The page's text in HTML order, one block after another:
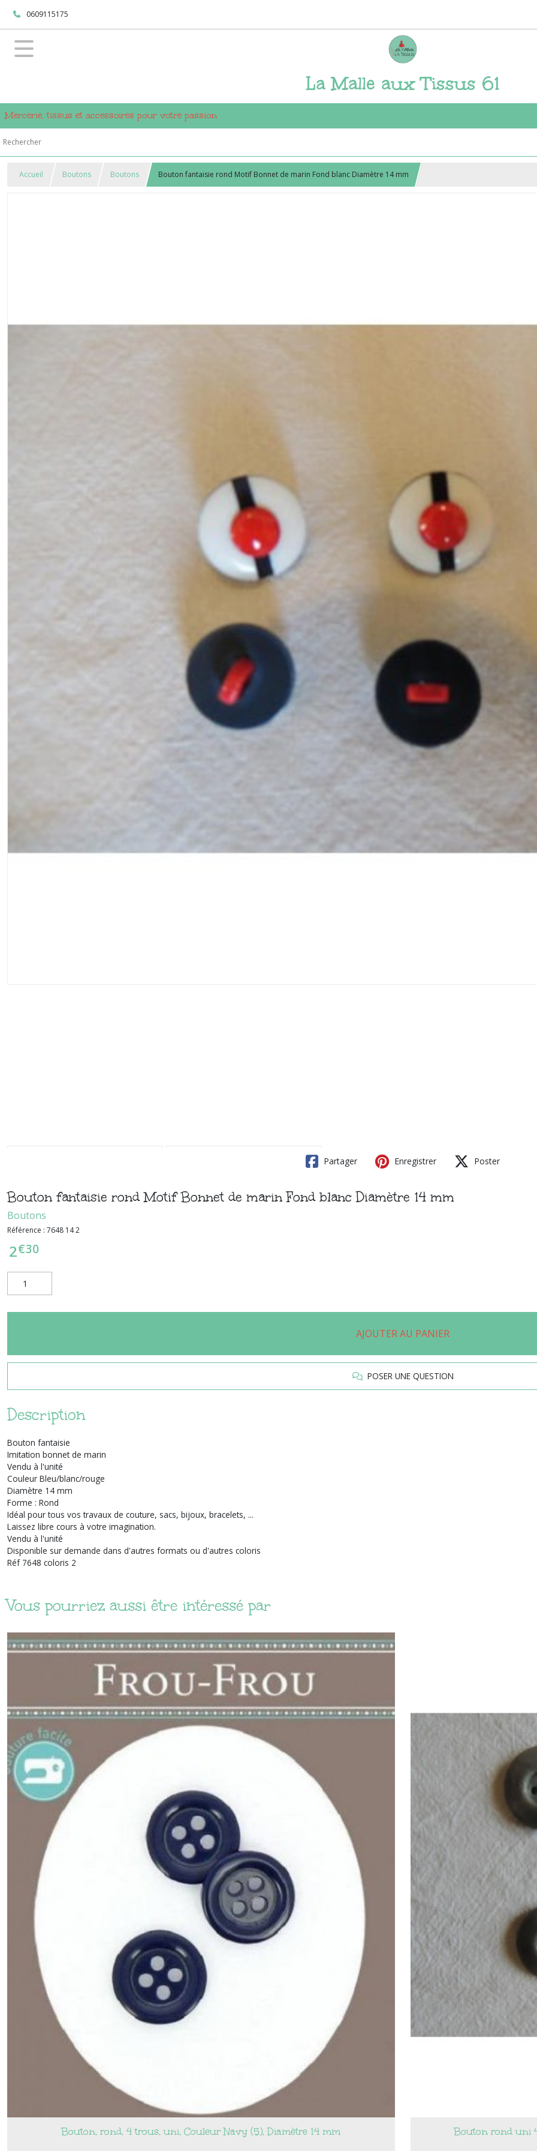
0609115175
La Malle aux Tissus 61
Mercerie, tissus et accessoires pour votre passion
Accueil Boutons Boutons Bouton fantaisie rond Motif Bonnet de marin Fond blanc Diamètre 14 mm
Partager Enregistrer Poster
Bouton fantaisie rond Motif Bonnet de marin Fond blanc Diamètre 14 mm
Boutons
Référence : 7648 14 2
2€30
AJOUTER AU PANIER
POSER UNE QUESTION
Description
Bouton fantaisie
Imitation bonnet de marin
Vendu à l'unité
Couleur Bleu/blanc/rouge
Diamètre 14 mm
Forme : Rond
Idéal pour tous vos travaux de couture, sacs, bijoux, bracelets, ...
Laissez libre cours à votre imagination.
Vendu à l'unité
Disponible sur demande dans d'autres formats ou d'autres coloris
Réf 7648 coloris 2
Vous pourriez aussi être intéressé par
Bouton, rond, 4 trous, uni, Couleur Navy (5), Diamètre 14 mm Bouton rond uni